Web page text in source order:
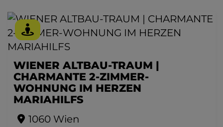
WIENER ALTBAU-TRAUM |
CHARMANTE 2-ZIMMER-
WOHNUNG IM HERZEN
MARIAHILFS
1060 Wien